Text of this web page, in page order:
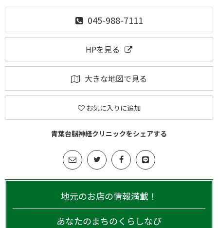
045-988-7111
HPを見る
大きな地図で見る
お気に入りに追加
青葉台脳神経クリニックをシェアする
地元のお店の情報満載！
あなたのまちのくらしなび